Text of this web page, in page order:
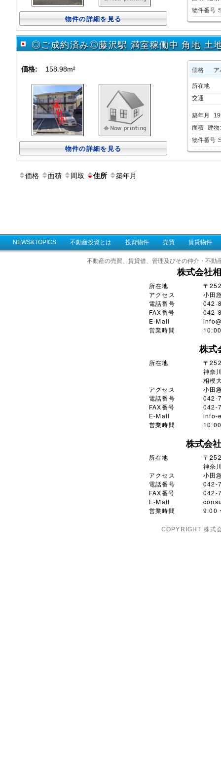
物件の詳細を見る
物件番号
◎ご成約済み◎藤沢駅 満室稼働中 角地 土
価格: 158.98m²
物件の詳細を見る
価格 ア
所在地
交通
築年月
面積 建物
物件番号
価格 面積 間取 住所 築年月
NEWS&TOPICS 不動産投資とは 投資物件 売買 賃貸物件
不動産の売買、賃貸借、管理及びその仲介・不
株式会社
所在地
〒
アクセス
小田
電話番号
042-
FAX番号
042-
E-Mail
営業時間
株式
所在地
〒
神奈
相模
アクセス
小田
電話番号
042-
FAX番号
042-
E-Mail
info-
営業時間
株式会
所在地
〒
神奈
アクセス
小田
電話番号
042-
FAX番号
042-
E-Mail
営業時間
9:00
COPYRIGHT 株式